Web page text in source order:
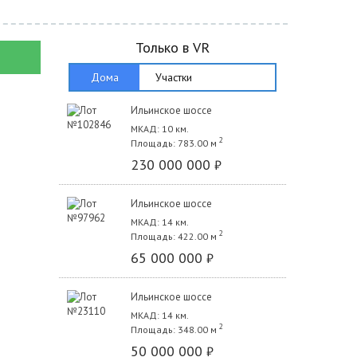
Только в VR
Дома Участки
Ильинское шоссе
МКАД: 10 км.
Площадь: 783.00 м 2
230 000 000 ₽
Ильинское шоссе
МКАД: 14 км.
Площадь: 422.00 м 2
65 000 000 ₽
Ильинское шоссе
МКАД: 14 км.
Площадь: 348.00 м 2
50 000 000 ₽